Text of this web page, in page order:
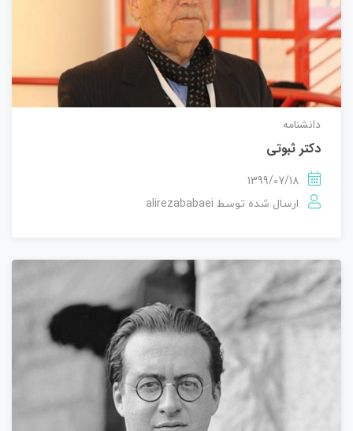
دانشنامه
دکتر ثبوتی
1399/07/18
ارسال شده توسط alirezababaei